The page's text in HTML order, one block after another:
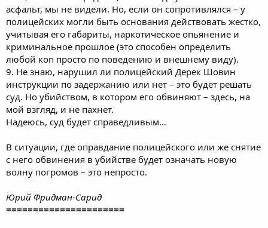
асфальт, мы не видели. Но, если он сопротивлялся – у
полицейских могли быть основания действовать жестко,
учитывая его габариты, наркотическое опьянение и
криминальное прошлое (это способен определить
любой коп просто по поведению и внешнему виду).
9. Не знаю, нарушил ли полицейский Дерек Шовин
инструкции по задержанию или нет – это будет решать
суд. Но убийством, в котором его обвиняют – здесь, на
мой взгляд, и не пахнет.
Надеюсь, суд будет справедливым…
В ситуации, где оправдание полицейского или же снятие
с него обвинения в убийстве будет означать новую
волну погромов – это непросто.
Юрий Фридман-Сарид
======================